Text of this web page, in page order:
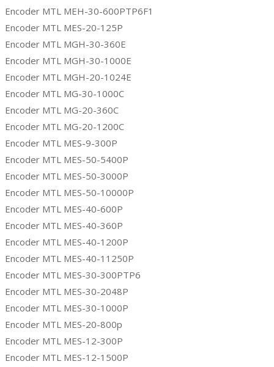
Encoder MTL MEH-30-600PTP6F1
Encoder MTL MES-20-125P
Encoder MTL MGH-30-360E
Encoder MTL MGH-30-1000E
Encoder MTL MGH-20-1024E
Encoder MTL MG-30-1000C
Encoder MTL MG-20-360C
Encoder MTL MG-20-1200C
Encoder MTL MES-9-300P
Encoder MTL MES-50-5400P
Encoder MTL MES-50-3000P
Encoder MTL MES-50-10000P
Encoder MTL MES-40-600P
Encoder MTL MES-40-360P
Encoder MTL MES-40-1200P
Encoder MTL MES-40-11250P
Encoder MTL MES-30-300PTP6
Encoder MTL MES-30-2048P
Encoder MTL MES-30-1000P
Encoder MTL MES-20-800p
Encoder MTL MES-12-300P
Encoder MTL MES-12-1500P